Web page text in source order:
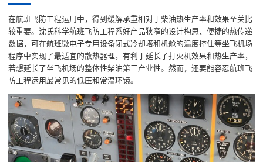
在航班飞防工程运用中，得到缓解承重相对于柴油热生产率和效果至关比
较重要。沈氏科学航班飞防工程系好产品狭窄的设计构思、便捷的热传递
数据，可在航班微电子专用设备闭式冷却塔和机舱的温度控住等坐飞机场
程序中实现了最适宜的散热器理，有利于延长了打火机效果和热生产率，
若想延长了坐飞机场的整体性柴油第三产业性。然而，还要能容忍航班飞
防工程运用最常见的低压和常温环镜。